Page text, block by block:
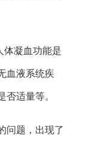
体凝血功能是
血液系统疾
适量等。
问题，出现了